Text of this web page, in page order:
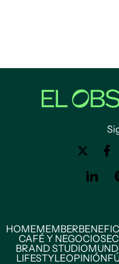
HOMEMEMBER
CAFÉ Y NEGOCIOS
BRAND STUDIO
LIFESTYLEOPINIÓN